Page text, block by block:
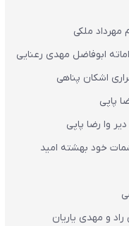
مهرداد ملکی
ابوفاضل مهدی رعنایی
اشکان پناهی
وا رضا پاپی
خود بهشته امید
و مهدی یاریان